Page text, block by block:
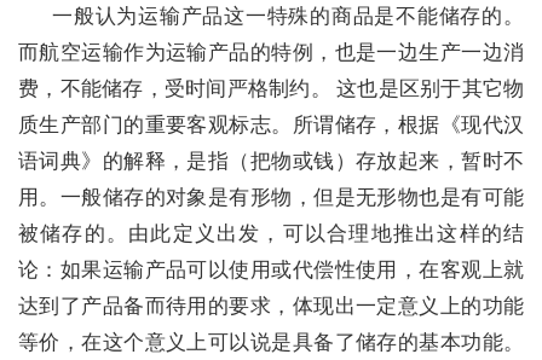
一般认为运输产品这一特殊的商品是不能储存的。
而航空运输作为运输产品的特例，也是一边生产一边消
费，不能储存，受时间严格制约。 这也是区别于其它物
质生产部门的重要客观标志。所谓储存，根据《现代汉
语词典》的解释，是指（把物或钱）存放起来，暂时不
用。一般储存的对象是有形物，但是无形物也是有可能
被储存的。由此定义出发，可以合理地推出这样的结
论：如果运输产品可以使用或代偿性使用，在客观上就
达到了产品备而待用的要求，体现出一定意义上的功能
等价，在这个意义上可以说是具备了储存的基本功能。